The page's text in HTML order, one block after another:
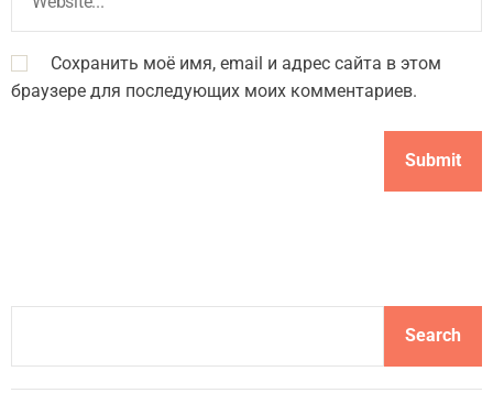
Сохранить моё имя, email и адрес сайта в этом
браузере для последующих моих комментариев.
a
Search